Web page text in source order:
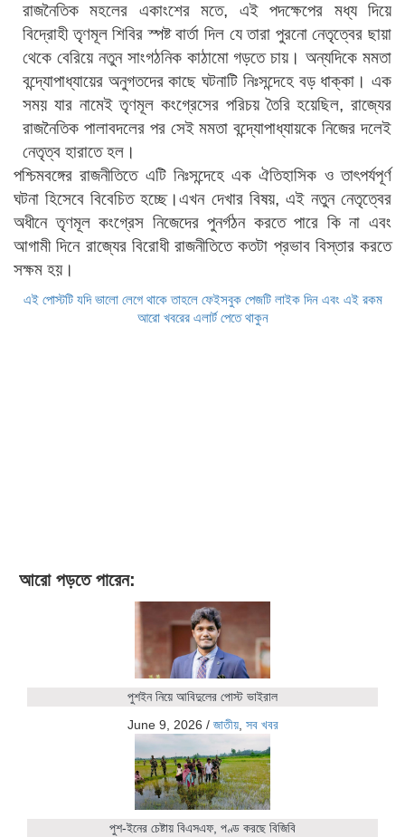
রাজনৈতিক মহলের একাংশের মতে, এই পদক্ষেপের মধ্য দিয়ে
বিদ্রোহী তৃণমূল শিবির স্পষ্ট বার্তা দিল যে তারা পুরনো নেতৃত্বের ছায়া
থেকে বেরিয়ে নতুন সাংগঠনিক কাঠামো গড়তে চায়। অন্যদিকে মমতা
বন্দ্যোপাধ্যায়ের অনুগতদের কাছে ঘটনাটি নিঃসন্দেহে বড় ধাক্কা। এক
সময় যার নামেই তৃণমূল কংগ্রেসের পরিচয় তৈরি হয়েছিল, রাজ্যের
রাজনৈতিক পালাবদলের পর সেই মমতা বন্দ্যোপাধ্যায়কে নিজের দলেই
নেতৃত্ব হারাতে হল।
পশ্চিমবঙ্গের রাজনীতিতে এটি নিঃসন্দেহে এক ঐতিহাসিক ও তাৎপর্যপূর্ণ
ঘটনা হিসেবে বিবেচিত হচ্ছে।এখন দেখার বিষয়, এই নতুন নেতৃত্বের
অধীনে তৃণমূল কংগ্রেস নিজেদের পুনর্গঠন করতে পারে কি না এবং
আগামী দিনে রাজ্যের বিরোধী রাজনীতিতে কতটা প্রভাব বিস্তার করতে
সক্ষম হয়।
এই পোস্টটি যদি ভালো লেগে থাকে তাহলে ফেইসবুক পেজটি লাইক দিন এবং এই রকম
আরো খবরের এলার্ট পেতে থাকুন
আরো পড়তে পারেন:
পুশইন নিয়ে আবিদুলের পোস্ট ভাইরাল
June 9, 2026 / জাতীয়, সব খবর
পুশ-ইনের চেষ্টায় বিএসএফ, পণ্ড করছে বিজিবি